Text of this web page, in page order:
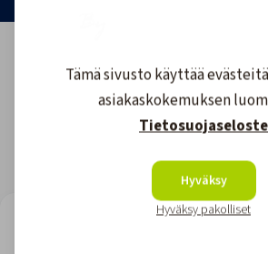
Tämä sivusto käyttää
asiakaskokemuksen
Tietosuojaseloste
Hyväksy
Hyväksy pakolliset